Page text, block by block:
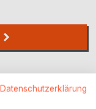
Datenschutzerklärung